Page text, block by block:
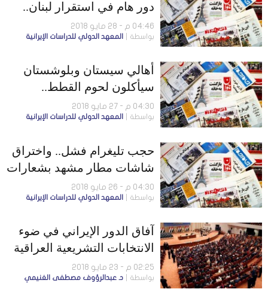
دور هام في استقرار لبنان..
والأقليات قد تواجه اعتقالات
جديدة
04:46 م - 28 مايو 2018
بواسطة المعهد الدولي للدراسات الإيرانية
أهالي سيستان وبلوشستان
سيأكلون لحوم القطط..
وظريف: المفاوضات مع أوروبا
مبهمة
04:30 م - 27 مايو 2018
بواسطة المعهد الدولي للدراسات الإيرانية
حجب تليغرام فشل.. واختراق
شاشات مطار مشهد بشعارات
ضد النظام
04:30 م - 26 مايو 2018
بواسطة المعهد الدولي للدراسات الإيرانية
آفاق الدور الإيراني في ضوء
الانتخابات التشريعية العراقية
2018
02:25 م - 23 مايو 2018
بواسطة د. عبدالرؤوف مصطفى الغنيمي